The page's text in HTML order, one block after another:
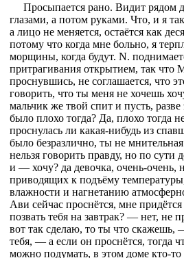
Просыпается рано. Видит рядом
глазами, а потом руками. Что, и я
а лицо не меняется, остаётся как
потому что когда мне больно, я
морщины, когда будут. N.
притрагивания открытием, так что
проснувшись, не соглашается, что
говорить, что ты меня не хочешь
мальчик же твой спит и пусть,
было плохо тогда? Да, плохо тогда
проснулась ли какая-нибудь из
было безразлично, ты не
нельзя говорить правду, но по сути
и — хочу? да девочка, очень-очень,
приводящих к подъёму
влажности и нагнетанию
Ави сейчас проснётся, мне
позвать тебя на завтрак? — нет, не
вот так сделаю, то ты что
тебя, — а если он проснётся, тогда
можно подумать, в этом доме кто-